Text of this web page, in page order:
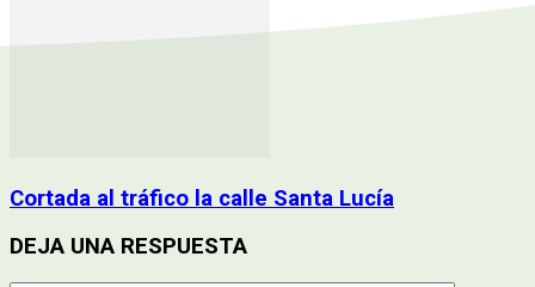
Cortada al tráfico la calle Santa Lucía
DEJA UNA RESPUESTA